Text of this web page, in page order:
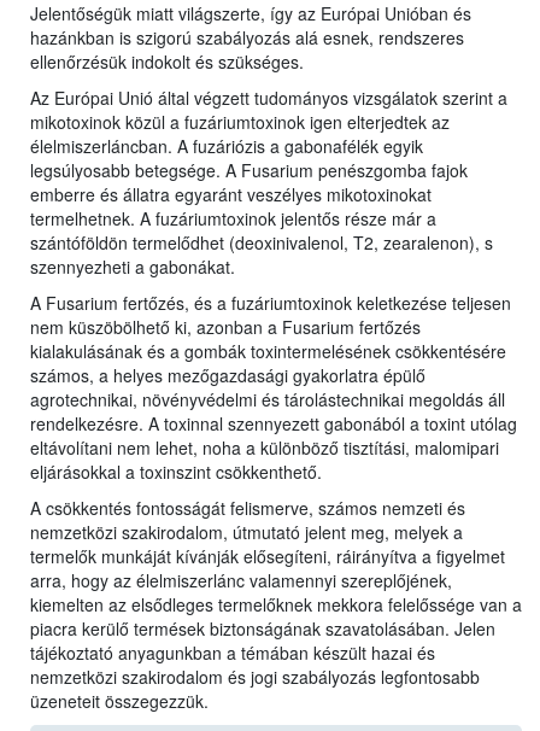
Jelentőségük miatt világszerte, így az Európai Unióban és
hazánkban is szigorú szabályozás alá esnek, rendszeres
ellenőrzésük indokolt és szükséges.
Az Európai Unió által végzett tudományos vizsgálatok szerint a
mikotoxinok közül a fuzáriumtoxinok igen elterjedtek az
élelmiszerláncban. A fuzáriózis a gabonafélék egyik
legsúlyosabb betegsége. A Fusarium penészgomba fajok
emberre és állatra egyaránt veszélyes mikotoxinokat
termelhetnek. A fuzáriumtoxinok jelentős része már a
szántóföldön termelődhet (deoxinivalenol, T2, zearalenon), s
szennyezheti a gabonákat.
A Fusarium fertőzés, és a fuzáriumtoxinok keletkezése teljesen
nem küszöbölhető ki, azonban a Fusarium fertőzés
kialakulásának és a gombák toxintermelésének csökkentésére
számos, a helyes mezőgazdasági gyakorlatra épülő
agrotechnikai, növényvédelmi és tárolástechnikai megoldás áll
rendelkezésre. A toxinnal szennyezett gabonából a toxint utólag
eltávolítani nem lehet, noha a különböző tisztítási, malomipari
eljárásokkal a toxinszint csökkenthető.
A csökkentés fontosságát felismerve, számos nemzeti és
nemzetközi szakirodalom, útmutató jelent meg, melyek a
termelők munkáját kívánják elősegíteni, ráirányítva a figyelmet
arra, hogy az élelmiszerlánc valamennyi szereplőjének,
kiemelten az elsődleges termelőknek mekkora felelőssége van a
piacra kerülő termések biztonságának szavatolásában. Jelen
tájékoztató anyagunkban a témában készült hazai és
nemzetközi szakirodalom és jogi szabályozás legfontosabb
üzeneteit összegezzük.